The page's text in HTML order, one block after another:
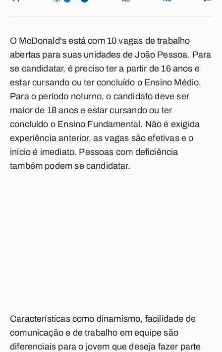
O McDonald's está com 10 vagas de trabalho
abertas para suas unidades de João Pessoa. Para
se candidatar, é preciso ter a partir de 16 anos e
estar cursando ou ter concluído o Ensino Médio.
Para o período noturno, o candidato deve ser
maior de 18 anos e estar cursando ou ter
concluído o Ensino Fundamental. Não é exigida
experiência anterior, as vagas são efetivas e o
início é imediato. Pessoas com deficiência
também podem se candidatar.
Características como dinamismo, facilidade de
comunicação e de trabalho em equipe são
diferenciais para o jovem que deseja fazer parte